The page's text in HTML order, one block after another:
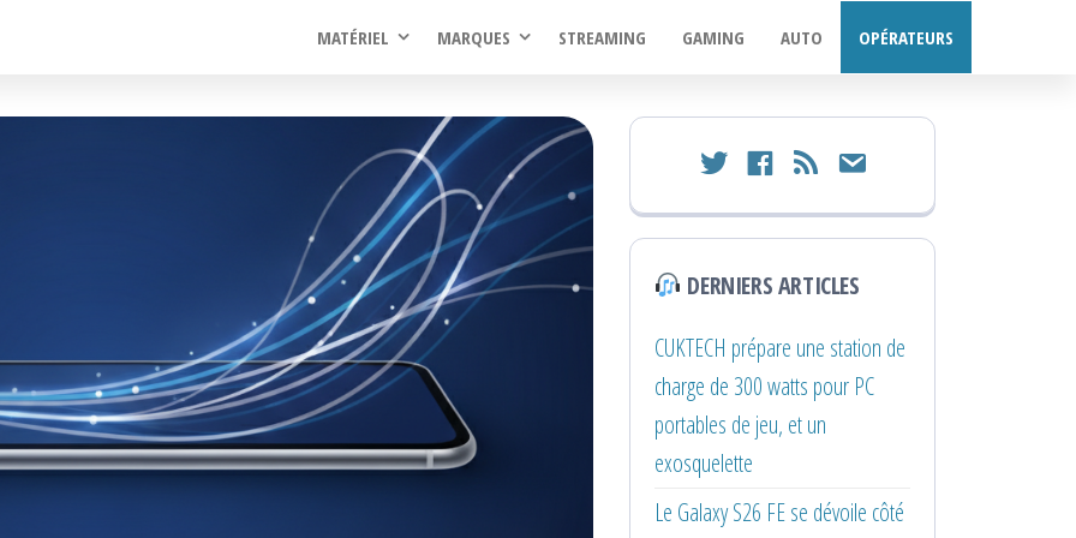
MATÉRIEL MARQUES STREAMING GAMING AUTO OPÉRATEURS
twitter facebook
rss email
DERNIERS ARTICLES
CUKTECH prépare une station de
charge de 300 watts pour PC
portables de jeu, et un
exosquelette
Le Galaxy S26 FE se dévoile côté